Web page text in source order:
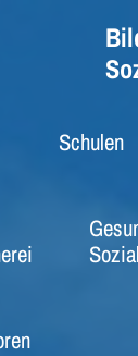
Schulen